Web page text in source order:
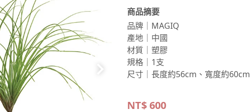
商品摘要
品牌｜MAGIQ
產地｜中國
材質｜塑膠
規格｜1支
尺寸｜長度約56cm、寬度約60cm
NT$600